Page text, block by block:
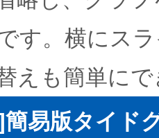
す。横にス
えも簡単に
易版タイド